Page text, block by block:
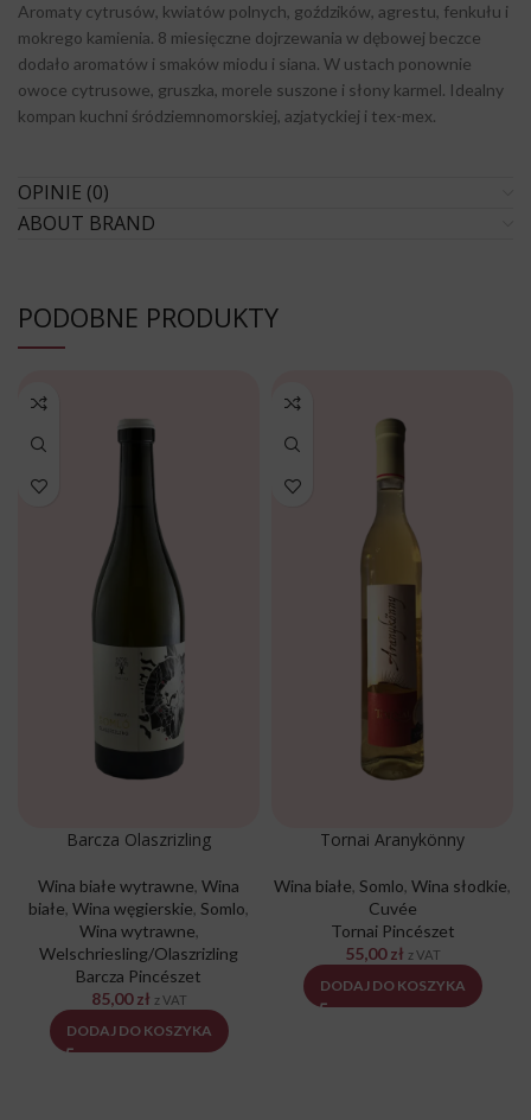
Aromaty cytrusów, kwiatów polnych, goździków, agrestu, fenkułu i
mokrego kamienia. 8 miesięczne dojrzewania w dębowej beczce
dodało aromatów i smaków miodu i siana. W ustach ponownie
owoce cytrusowe, gruszka, morele suszone i słony karmel. Idealny
kompan kuchni śródziemnomorskiej, azjatyckiej i tex-mex.
OPINIE (0)
ABOUT BRAND
PODOBNE PRODUKTY
Barcza Olaszrizling
Wina białe wytrawne, Wina
białe, Wina węgierskie, Somlo,
Wina wytrawne,
Welschriesling/Olaszrizling
Barcza Pincészet
85,00zł z VAT
DODAJ DO KOSZYKA
Tornai Aranykönny
Wina białe, Somlo, Wina słodkie,
Cuvée
Tornai Pincészet
55,00zł z VAT
DODAJ DO KOSZYKA